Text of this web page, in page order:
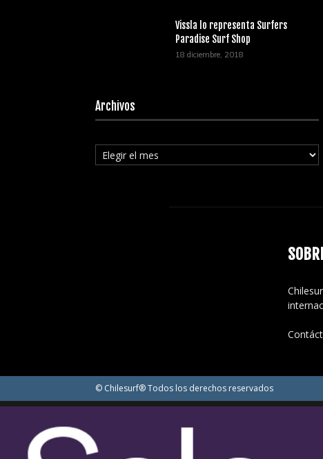
Vissla lo representa Surfers
Paradise Surf Shop
18 diciembre, 2018
Archivos
Archivos
© Chilesurf® Todos los derechos reservados